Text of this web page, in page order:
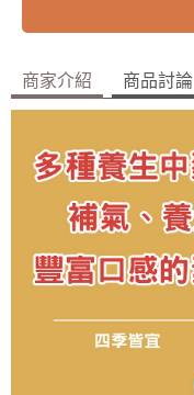
商家介紹 商品討論